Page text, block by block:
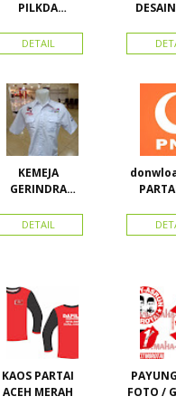
PILKDA
Calon Bupati &
Wakil Bupati
Kepulauan
DETAIL
KEMEJA
GERINDRA
BORDIR DAN
TOPI BAHAN
DETAIL
KAOS PARTAI
ACEH MERAH
FOTO /